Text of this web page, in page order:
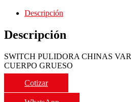
Descripción
Descripción
SWITCH PULIDORA CHINAS
CUERPO GRUESO
Cotizar